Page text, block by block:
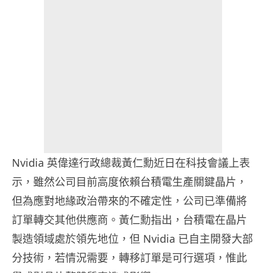
Nvidia 英偉達行政總裁黃仁勳近日在科技會議上表
示，雖然公司目前高度依賴台積電生產關鍵晶片，
但為應對地緣政治帶來的不確定性，公司已準備將
訂單轉交其他供應商。黃仁勳指出，台積電在晶片
製造領域處於領先地位，但 Nvidia 已自主開發大部
分技術，若情況需要，轉移訂單是可行選項，惟此